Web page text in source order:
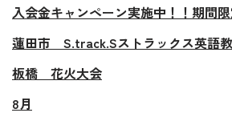
入会金キャンペーン実施中！！期間
蓮田市 S.track.Sストラックス英語
板橋 花火大会
8月